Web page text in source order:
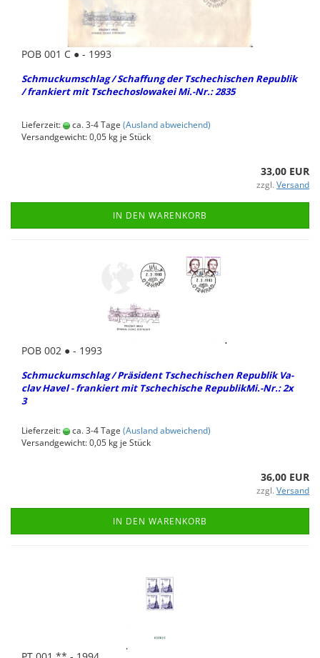
POB 001 C ● - 1993
Schmu­ck­um­schlag / Schaf­fung der Tsche­chi­schen Re­pu­blik
/ fran­kiert mit Tsche­cho­slo­wa­kei Mi.-Nr.: 2835
Lieferzeit: ca. 3-4 Tage (Ausland abweichend)
Versandgewicht:0,05 kg je Stück
33,00 EUR
zzgl. Versand
IN DEN WARENKORB
POB 002 ● - 1993
Schmu­ck­um­schlag / Prä­si­dent Tsche­chi­schen Re­pu­blik Va­
clav Havel - fran­kiert mit Tsche­chi­sche Re­pu­blik­Mi.-Nr.: 2x
3
Lieferzeit: ca. 3-4 Tage (Ausland abweichend)
Versandgewicht:0,05 kg je Stück
36,00 EUR
zzgl. Versand
IN DEN WARENKORB